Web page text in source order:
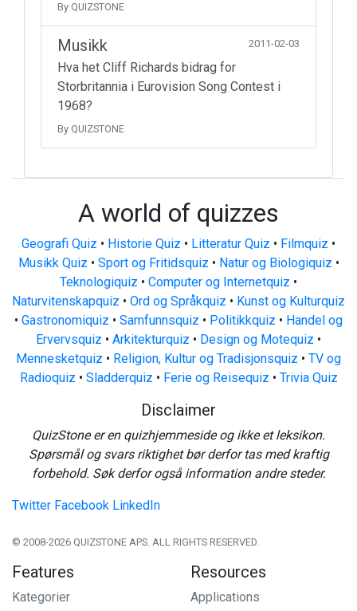
By QUIZSTONE
Musikk 2011-02-03
Hva het Cliff Richards bidrag for
Storbritannia i Eurovision Song Contest i
1968?
By QUIZSTONE
A world of quizzes
Geografi Quiz • Historie Quiz • Litteratur Quiz • Filmquiz •
Musikk Quiz • Sport og Fritidsquiz • Natur og Biologiquiz •
Teknologiquiz • Computer og Internetquiz •
Naturvitenskapquiz • Ord og Språkquiz • Kunst og Kulturquiz
• Gastronomiquiz • Samfunnsquiz • Politikkquiz • Handel og
Ervervsquiz • Arkitekturquiz • Design og Motequiz •
Mennesketquiz • Religion, Kultur og Tradisjonsquiz • TV og
Radioquiz • Sladderquiz • Ferie og Reisequiz • Trivia Quiz
Disclaimer
QuizStone er en quizhjemmeside og ikke et leksikon.
Spørsmål og svars riktighet bør derfor tas med kraftig
forbehold. Søk derfor også information andre steder.
Twitter Facebook LinkedIn
© 2008-2026 QUIZSTONE APS. ALL RIGHTS RESERVED.
Features
Kategorier
Resources
Applications